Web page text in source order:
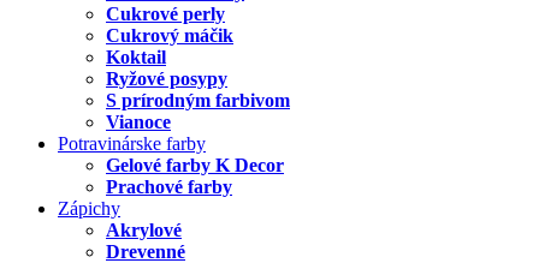
Cukrové perly
Cukrový máčik
Koktail
Ryžové posypy
S prírodným farbivom
Vianoce
Potravinárske farby
Gelové farby K Decor
Prachové farby
Zápichy
Akrylové
Drevenné